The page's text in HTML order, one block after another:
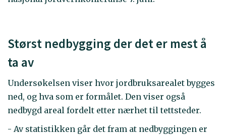
Størst nedbygging der det er mest å
ta av
Undersøkelsen viser hvor jordbruksarealet bygges
ned, og hva som er formålet. Den viser også
nedbygd areal fordelt etter nærhet til tettsteder.
- Av statistikken går det fram at nedbyggingen er